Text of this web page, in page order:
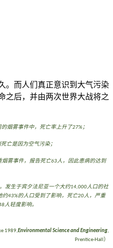
。而人们真正意识到大气污染
之后，并由两次世界大战将之
的烟雾事件中，死亡率上升了27%；
死亡是因为空气污染；
烟雾事件，报告死亡63人，因此患病的达到
发生于宾夕法尼亚一个大约14,000人口的社
约43%的人口受到了影响，死亡20人，严重
人轻度影响。
1989,Environmental Science and Engineering,
Prentice-Hall）